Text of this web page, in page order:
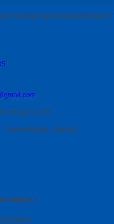
hubungi kami melalui kontak di
s/d jam 21.00
Tanah Abang, Jakarta
bagus..!
belanja